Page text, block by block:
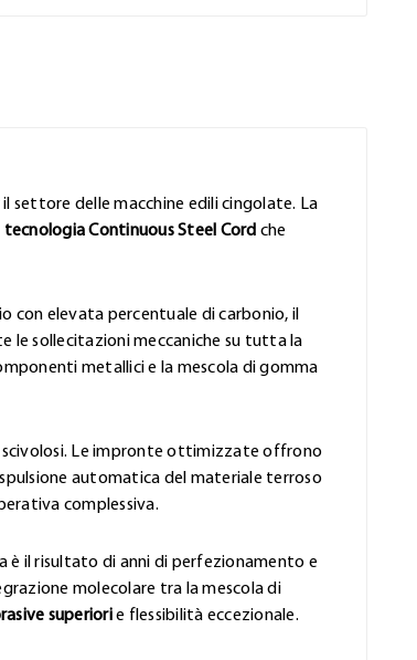
settore delle macchine edili cingolate. La
tecnologia Continuous Steel Cord che
con elevata percentuale di carbonio, il
le sollecitazioni meccaniche su tutta la
metallici e la mescola di gomma
scivolosi. Le impronte ottimizzate offrono
automatica del materiale terroso
complessiva.
il risultato di anni di perfezionamento e
molecolare tra la mescola di
superiorie flessibilità eccezionale.